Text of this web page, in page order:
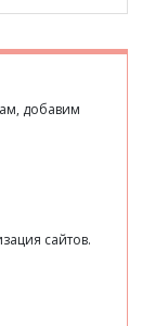
добавим
сайтов.